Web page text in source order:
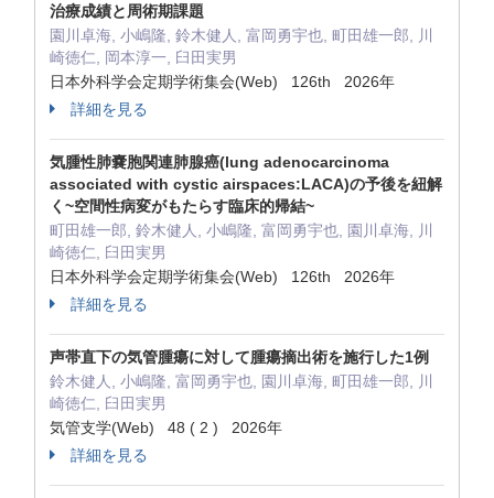
治療成績と周術期課題
園川卓海, 小嶋隆, 鈴木健人, 富岡勇宇也, 町田雄一郎, 川
崎徳仁, 岡本淳一, 臼田実男
日本外科学会定期学術集会(Web) 126th 2026年
詳細を見る
気腫性肺嚢胞関連肺腺癌(lung adenocarcinoma
associated with cystic airspaces:LACA)の予後を紐解
く~空間性病変がもたらす臨床的帰結~
町田雄一郎, 鈴木健人, 小嶋隆, 富岡勇宇也, 園川卓海, 川
崎徳仁, 臼田実男
日本外科学会定期学術集会(Web) 126th 2026年
詳細を見る
声帯直下の気管腫瘍に対して腫瘍摘出術を施行した1例
鈴木健人, 小嶋隆, 富岡勇宇也, 園川卓海, 町田雄一郎, 川
崎徳仁, 臼田実男
気管支学(Web) 48 ( 2 ) 2026年
詳細を見る